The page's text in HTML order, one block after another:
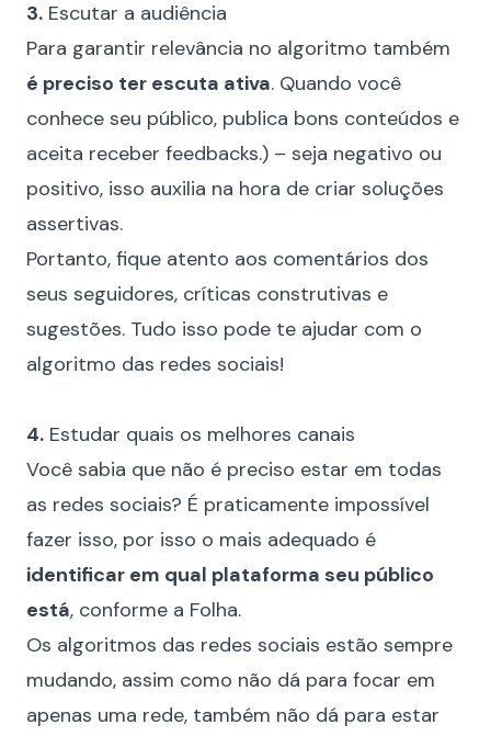
3. Escutar a audiência
Para garantir relevância no algoritmo também
é preciso ter escuta ativa. Quando você
conhece seu público, publica bons conteúdos e
aceita receber feedbacks.) – seja negativo ou
positivo, isso auxilia na hora de criar soluções
assertivas.
Portanto, fique atento aos comentários dos
seus seguidores, críticas construtivas e
sugestões. Tudo isso pode te ajudar com o
algoritmo das redes sociais!
4. Estudar quais os melhores canais
Você sabia que não é preciso estar em todas
as redes sociais? É praticamente impossível
fazer isso, por isso o mais adequado é
identificar em qual plataforma seu público
está, conforme a Folha.
Os algoritmos das redes sociais estão sempre
mudando, assim como não dá para focar em
apenas uma rede, também não dá para estar